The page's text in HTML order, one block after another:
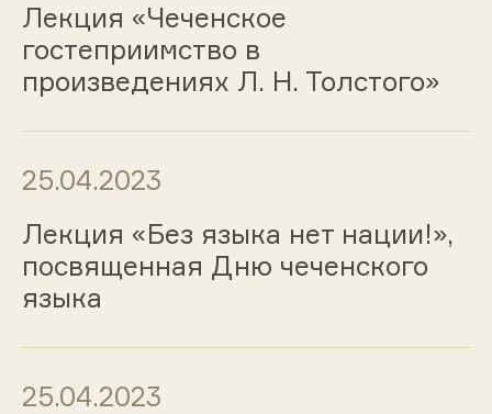
Лекция «Чеченское
гостеприимство в
произведениях Л. Н. Толстого»
25.04.2023
Лекция «Без языка нет нации!»,
посвященная Дню чеченского
языка
25.04.2023